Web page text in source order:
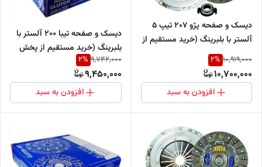
دیسک و صفحه پژو 207 تیپ 5
آلستر با بلبرینگ (خرید مستقیم از
پخش کننده)
10,919,000
2%
10,700,000
افزودن به سبد
دیسک و صفحه تیبا 200 آلستر با
بلبرینگ (خرید مستقیم از پخش
کننده)
9,742,000
2%
9,450,000
افزودن به سبد